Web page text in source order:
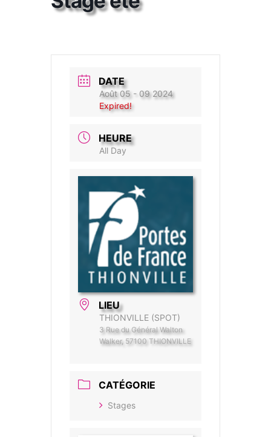
DATE
Août 05 - 09 2024
Expired!
HEURE
All Day
LIEU
THIONVILLE (SPOT)
3 Rue du Général Walton
Walker, 57100 THIONVILLE
CATÉGORIE
Stages